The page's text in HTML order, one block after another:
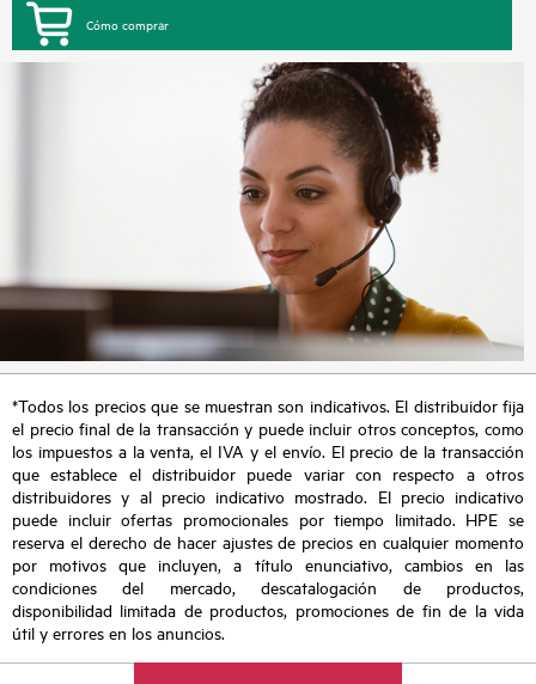
Cómo comprar
*Todos los precios que se muestran son indicativos. El distribuidor fija
el precio final de la transacción y puede incluir otros conceptos, como
los impuestos a la venta, el IVA y el envío. El precio de la transacción
que establece el distribuidor puede variar con respecto a otros
distribuidores y al precio indicativo mostrado. El precio indicativo
puede incluir ofertas promocionales por tiempo limitado. HPE se
reserva el derecho de hacer ajustes de precios en cualquier momento
por motivos que incluyen, a título enunciativo, cambios en las
condiciones del mercado, descatalogación de productos,
disponibilidad limitada de productos, promociones de fin de la vida
útil y errores en los anuncios.